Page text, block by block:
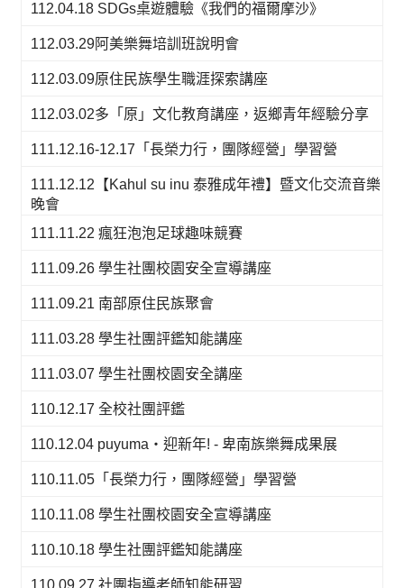
112.04.18 SDGs桌遊體驗《我們的福爾摩沙》
112.03.29阿美樂舞培訓班說明會
112.03.09原住民族學生職涯探索講座
112.03.02多「原」文化教育講座，返鄉青年經驗分享
111.12.16-12.17「長榮力行，團隊經營」學習營
111.12.12【Kahul su inu 泰雅成年禮】暨文化交流音樂
晚會
111.11.22 瘋狂泡泡足球趣味競賽
111.09.26 學生社團校園安全宣導講座
111.09.21 南部原住民族聚會
111.03.28 學生社團評鑑知能講座
111.03.07 學生社團校園安全講座
110.12.17 全校社團評鑑
110.12.04 puyuma‧迎新年! - 卑南族樂舞成果展
110.11.05「長榮力行，團隊經營」學習營
110.11.08 學生社團校園安全宣導講座
110.10.18 學生社團評鑑知能講座